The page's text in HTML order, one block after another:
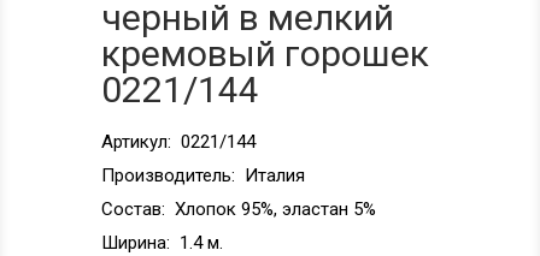
черный в мелкий
кремовый горошек
0221/144
Артикул: 0221/144
Производитель: Италия
Состав: Хлопок 95%, эластан 5%
Ширина: 1.4 м.